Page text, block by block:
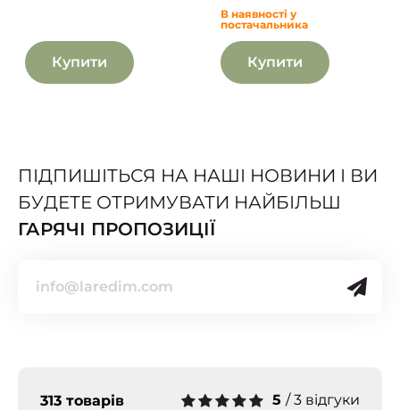
Купити
В наявності у
постачальника
Купити
ПІДПИШІТЬСЯ НА НАШІ НОВИНИ І ВИ
БУДЕТЕ ОТРИМУВАТИ НАЙБІЛЬШ
ГАРЯЧІ ПРОПОЗИЦІЇ
313 товарів 5 /3 відгуки